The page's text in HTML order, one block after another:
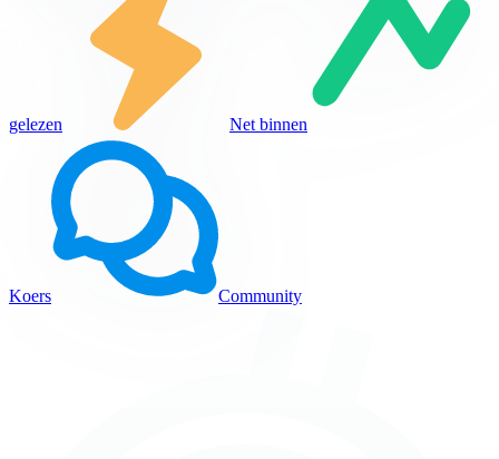
gelezen Net binnen
Koers Community